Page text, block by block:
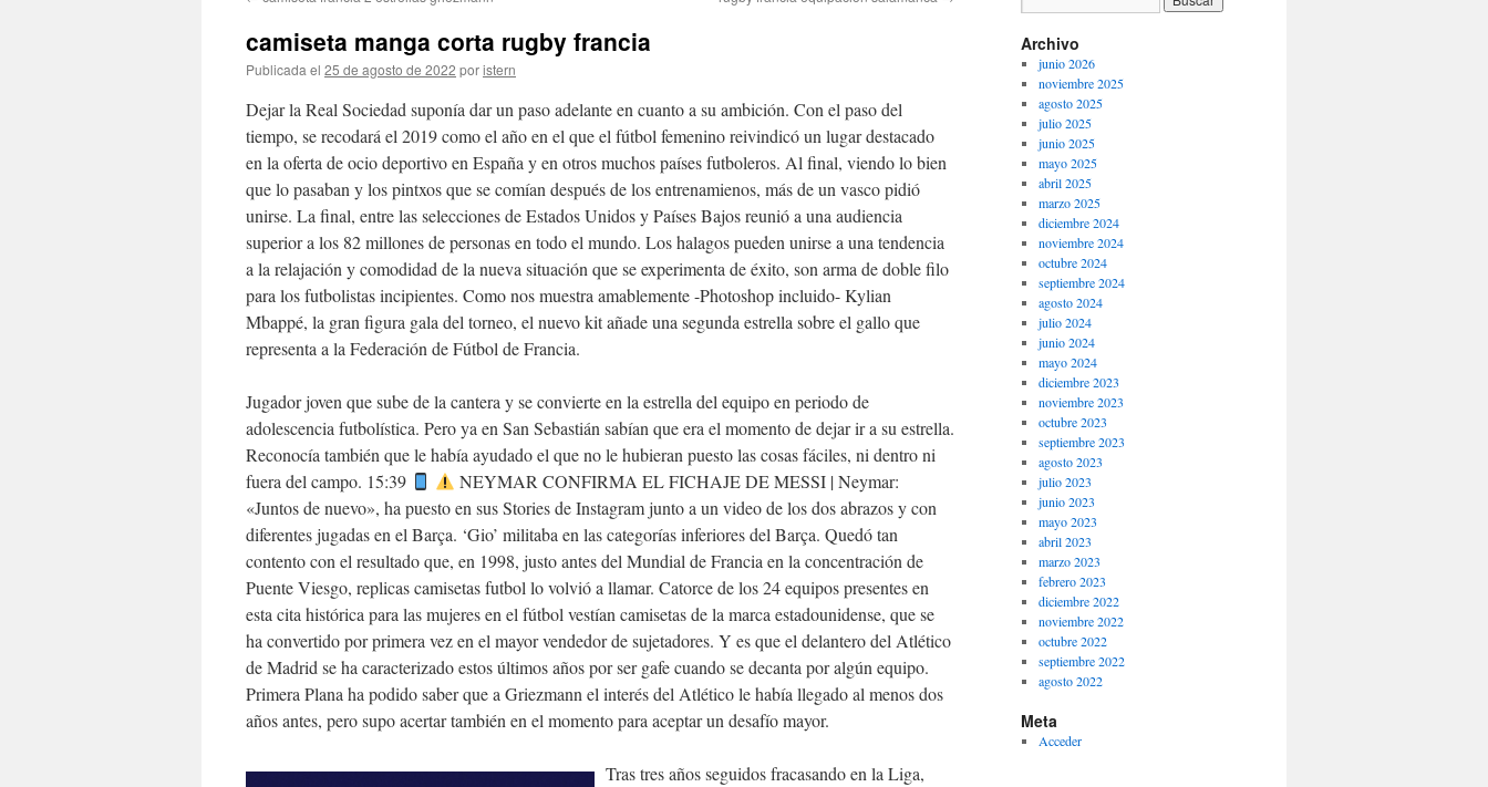
contenido
camiseta manga corta rugby francia
Publicada el 25 de agosto de 2022 poristern
Dejar la Real Sociedad suponía dar un paso adelante en cuanto a su ambición. Con el paso del
tiempo, se recodará el 2019 como el año en el que el fútbol femenino reivindicó un lugar destacado
en la oferta de ocio deportivo en España y en otros muchos países futboleros. Al final, viendo lo bien
que lo pasaban y los pintxos que se comían después de los entrenamienos, más de un vasco pidió
unirse. La final, entre las selecciones de Estados Unidos y Países Bajos reunió a una audiencia
superior a los 82 millones de personas en todo el mundo. Los halagos pueden unirse a una tendencia
a la relajación y comodidad de la nueva situación que se experimenta de éxito, son arma de doble filo
para los futbolistas incipientes. Como nos muestra amablemente -Photoshop incluido- Kylian
Mbappé, la gran figura gala del torneo, el nuevo kit añade una segunda estrella sobre el gallo que
representa a la Federación de Fútbol de Francia.
Jugador joven que sube de la cantera y se convierte en la estrella del equipo en periodo de
adolescencia futbolística. Pero ya en San Sebastián sabían que era el momento de dejar ir a su estrella.
Reconocía también que le había ayudado el que no le hubieran puesto las cosas fáciles, ni dentro ni
fuera del campo. 15:39
NEYMAR CONFIRMA EL FICHAJE DE MESSI | Neymar:
«Juntos de nuevo», ha puesto en sus Stories de Instagram junto a un video de los dos abrazos y con
diferentes jugadas en el Barça. ‘Gio’ militaba en las categorías inferiores del Barça. Quedó tan
contento con el resultado que, en 1998, justo antes del Mundial de Francia en la concentración de
Puente Viesgo, replicas camisetas futbol lo volvió a llamar. Catorce de los 24 equipos presentes en
esta cita histórica para las mujeres en el fútbol vestían camisetas de la marca estadounidense, que se
ha convertido por primera vez en el mayor vendedor de sujetadores. Y es que el delantero del Atlético
de Madrid se ha caracterizado estos últimos años por ser gafe cuando se decanta por algún equipo.
Primera Plana ha podido saber que a Griezmann el interés del Atlético le había llegado al menos dos
años antes, pero supo acertar también en el momento para aceptar un desafío mayor.
Tras tres años seguidos fracasando en la Liga,
Archivo
junio 2026
noviembre 2025
agosto 2025
julio 2025
junio 2025
mayo 2025
abril 2025
marzo 2025
diciembre 2024
noviembre 2024
octubre 2024
septiembre 2024
agosto 2024
julio 2024
junio 2024
mayo 2024
diciembre 2023
noviembre 2023
octubre 2023
septiembre 2023
agosto 2023
julio 2023
junio 2023
mayo 2023
abril 2023
marzo 2023
febrero 2023
diciembre 2022
noviembre 2022
octubre 2022
septiembre 2022
agosto 2022
Meta
Acceder